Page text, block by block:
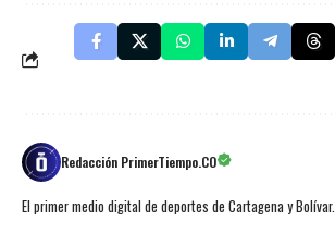
Redacción PrimerTiempo.CO
El primer medio digital de deportes de Cartagena y Bolívar.